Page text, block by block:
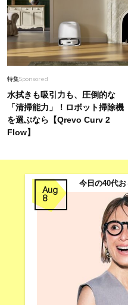
特集Sponsored
水拭きも吸引力も、圧倒的な
「清掃能力」！ロボット掃除機
を選ぶなら【Qrevo Curv 2
Flow】
Aug
8
今日の40代